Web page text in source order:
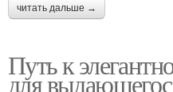
читать дальше →
Путь к
для